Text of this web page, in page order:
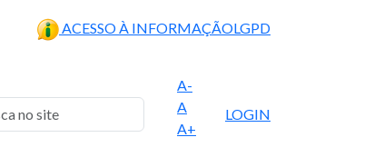
ACESSO À INFORMAÇÃOLGPD
A-
A
A+
LOGIN